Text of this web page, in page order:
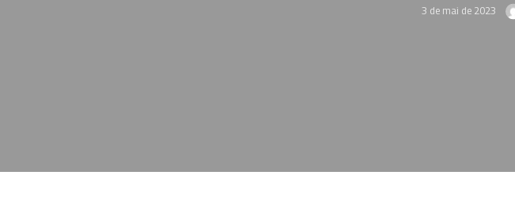
3 de mai de 2023